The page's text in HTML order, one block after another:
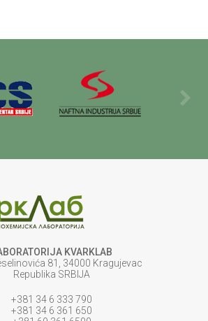
KVARKLAB
81, 34000 Kragujevac
Republika SRBIJA
+381 34 6 333 790
+381 34 6 361 650